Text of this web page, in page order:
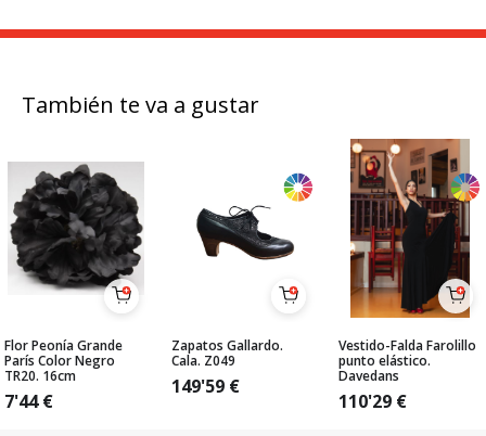
También te va a gustar
Flor Peonía Grande
París Color Negro
TR20. 16cm
7'44€
Zapatos Gallardo.
Cala. Z049
149'59 €
Vestido-Falda Farolillo
punto elástico.
Davedans
110'29 €